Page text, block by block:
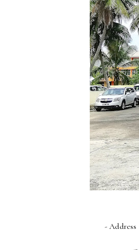
- Address